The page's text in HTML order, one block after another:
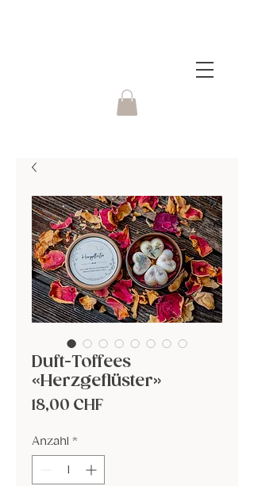
Duft-Toffees
«Herzgeflüster»
18,00 CHFPreis
Anzahl *